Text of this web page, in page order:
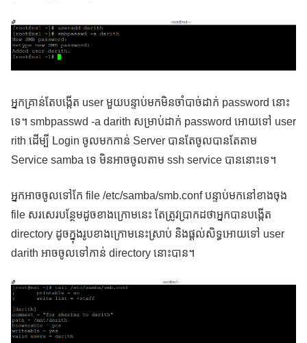
អ្នកគ្រាន់តែបង្កើត user មួយបន្ទាប់មកមិនចាំបាច់ដាក់ password នោះ
ទេ។ smbpasswd -a darith សម្រាប់ដាក់ password អោយទៅ user
rith ដើម្បី Login ចូលមកកាន់ Server បានតែចូលបានតែតាម
Service samba ទេ មិនអាចចូលតាម ssh service បាននោះទេ។
អ្នកអាចចូលទៅកែ file /etc/samba/smb.conf បន្ទាប់មកនៅខាងចុង
file សរសេរបន្ថែមដូចខាងក្រោមនេះ តែត្រូវប្រាកដថាអ្នកបានបង្កើត
directory ដូចក្នុងរូបខាងក្រោមនេះស្រាប់ និងផ្តល់សិទ្ធអោយទៅ user
darith អាចចូលទៅកាន់ directory នោះបាន។